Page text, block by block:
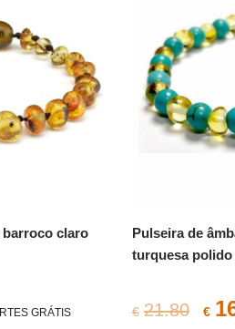
barroco claro
GRÁTIS
Pulseira de
turquesa polido
€ 21.80
O
€